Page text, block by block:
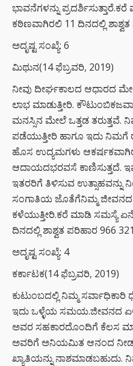
ಭಾವನೆಗಳನ್ನು
ಕಠಿಣವಾಗಿರಲಿ 11 ದಿನದಲ್ಲಿ
ಅದೃಷ್ಟ ಸಂಖ್ಯೆ: 6
ಮಿಥುನ(14 ಫೆಬ್ರವರಿ, 2019)
ನೀವು ದೀರ್ಘಕಾಲದ ಆಧಾರದ
ಲಾಭ ಮಾಡುತ್ತೀರಿ.
ಮನಸ್ಸಿನ ಮೇಲೆ ಒತ್ತಡ ತರುತ್ತವೆ.
ಪಡೆಯುತ್ತೀರಿ ಹಾಗೂ ಇದು ನಿಮಗೆ
ಹೊಸ ಉದ್ಯಮಗಳು
ಆದಾಯದಭರವಸೆ ಕಾಣಿಸುತ್ತದೆ.
ಇತರರಿಗೆ ತಿಳಿಸುವ ಉತ್ಸಾಹವನ್ನು
ಸಂಗಾತಿಯ ಜೊತೆಗೆನಿಮ್ಮ ಜೀವನದ
ಕಳೆಯುತ್ತೀರಿ.ಕರೆ ಮಾಡಿ ಸಮಸ್ಯೆ
ದಿನದಲ್ಲಿ ಶಾಶ್ವತ ಪರಿಹಾರ 966
ಅದೃಷ್ಟ ಸಂಖ್ಯೆ: 4
ಕರ್ಕಾಟಕ(14 ಫೆಬ್ರವರಿ, 2019)
ಕುಟುಂಬದಲ್ಲಿ ನಿಮ್ಮ
ಇದು ಒಳ್ಳೆಯ ಸಮಯ.ಜೀವನದ
ಅವರ ಸಹಕಾರದೊಂದಿಗೆ ಕೆಲಸ
ಅವರಿಗೆ ಅನಿಯಮಿತ ಆನಂದ
ಖ್ಯಾತಿಯನ್ನು ನಾಶಮಾಡಬಹುದು.